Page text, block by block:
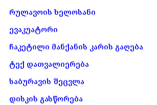
რულავოის ხელოსანი
ევაკუატორი
ჩაკეტილი მანქანის კარის გაღება
ტექ დათვალიერება
საბურავის შეცვლა
დისკის გასწორება